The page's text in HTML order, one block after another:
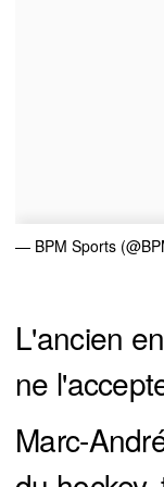
— BPM Sports
L'ancien
ne
Marc-